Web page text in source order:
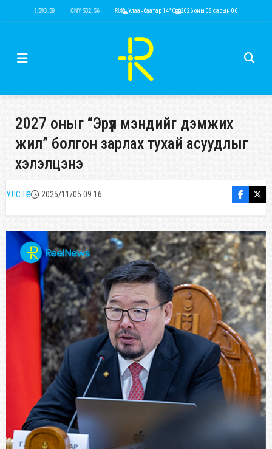
USD 3,593.50 CNY 532.56 RUB 44.52 EUR 4,146.36 KRW 2.52 USD 3,593.50
Улаанбаатар 14°C 2026 оны 08 сарын 06
2027 оныг “Эрүүл мэндийг дэмжих
жил” болгон зарлах тухай асуудлыг
хэлэлцэнэ
УЛС ТӨР 2025/11/05 09:16